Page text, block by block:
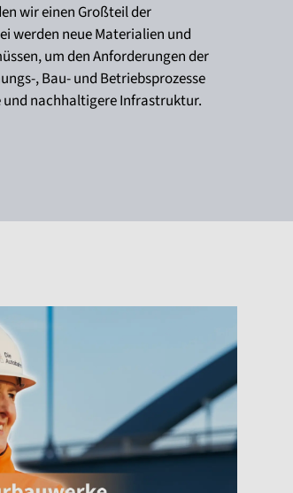
wir einen Großteil der
werden neue Materialien und
um den Anforderungen der
, Bau- und Betriebsprozesse
nachhaltigere Infrastruktur.